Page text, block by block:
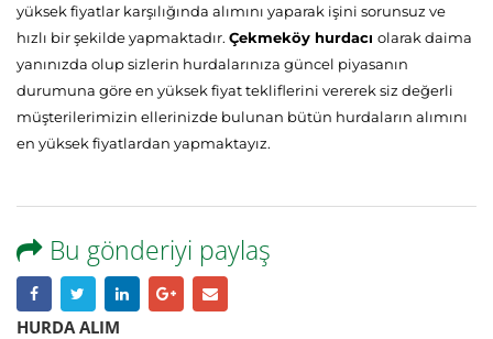
yüksek fiyatlar karşılığında alımını yaparak işini sorunsuz ve
hızlı bir şekilde yapmaktadır. Çekmeköy hurdacı olarak daima
yanınızda olup sizlerin hurdalarınıza güncel piyasanın
durumuna göre en yüksek fiyat tekliflerini vererek siz değerli
müşterilerimizin ellerinizde bulunan bütün hurdaların alımını
en yüksek fiyatlardan yapmaktayız.
Bu gönderiyi paylaş
HURDA ALIM